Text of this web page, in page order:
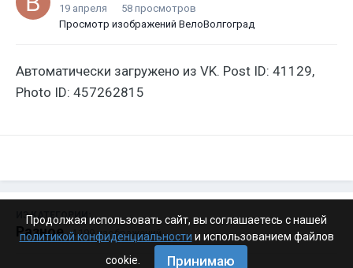
19 апреля
58 просмотров
Просмотр изображений ВелоВолгоград
Автоматически загружено из VK. Post ID: 41129,
Photo ID: 457262815
ИЗ КАТЕГОРИИ:
Разное · 4 199 изображений
Продолжая использовать сайт, вы соглашаетесь с нашей
политикой конфиденциальности и использованием файлов
cookie.
Принимаю